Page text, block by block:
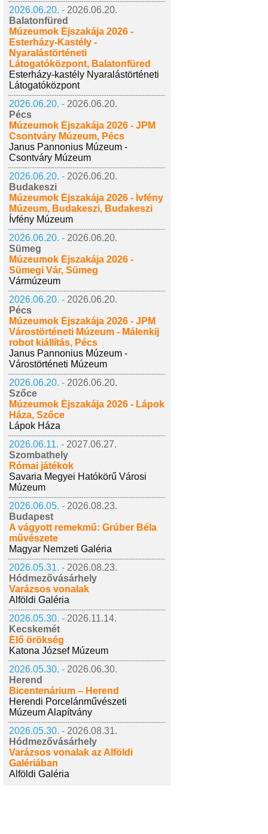
2026.06.20. - 2026.06.20.
Balatonfüred
Múzeumok Éjszakája 2026 -
Esterházy-Kastély -
Nyaralástörténeti
Látogatóközpont, Balatonfüred
Esterházy-kastély Nyaralástörténeti
Látogatóközpont
2026.06.20. - 2026.06.20.
Pécs
Múzeumok Éjszakája 2026 - JPM
Csontváry Múzeum, Pécs
Janus Pannonius Múzeum -
Csontváry Múzeum
2026.06.20. - 2026.06.20.
Budakeszi
Múzeumok Éjszakája 2026 - Ívfény
Múzeum, Budakeszi, Budakeszi
Ívfény Múzeum
2026.06.20. - 2026.06.20.
Sümeg
Múzeumok Éjszakája 2026 -
Sümegi Vár, Sümeg
Vármúzeum
2026.06.20. - 2026.06.20.
Pécs
Múzeumok Éjszakája 2026 - JPM
Várostörténeti Múzeum - Málenkij
robot kiállítás, Pécs
Janus Pannonius Múzeum -
Várostörténeti Múzeum
2026.06.20. - 2026.06.20.
Szőce
Múzeumok Éjszakája 2026 - Lápok
Háza, Szőce
Lápok Háza
2026.06.11. - 2027.06.27.
Szombathely
Római játékok
Savaria Megyei Hatókörű Városi
Múzeum
2026.06.05. - 2026.08.23.
Budapest
A vágyott remekmű: Grúber Béla
művészete
Magyar Nemzeti Galéria
2026.05.31. - 2026.08.23.
Hódmezővásárhely
Varázsos vonalak
Alföldi Galéria
2026.05.30. - 2026.11.14.
Kecskemét
Élő örökség
Katona József Múzeum
2026.05.30. - 2026.06.30.
Herend
Bicentenárium – Herend
Herendi Porcelánművészeti
Múzeum Alapítvány
2026.05.30. - 2026.08.31.
Hódmezővásárhely
Varázsos vonalak az Alföldi
Galériában
Alföldi Galéria